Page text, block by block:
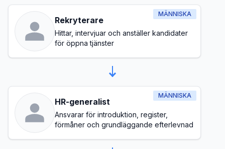
MÄNNISKA
Rekryterare
Hittar, intervjuar och anställer kandidater
för öppna tjänster
MÄNNISKA
HR-generalist
Ansvarar för introduktion, register,
förmåner och grundläggande efterlevnad